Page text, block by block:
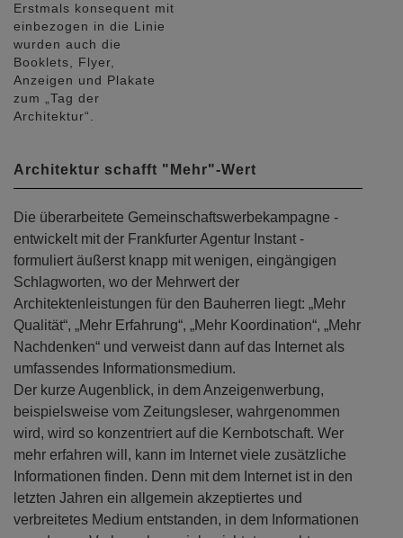
Erstmals konsequent mit
einbezogen in die Linie
wurden auch die
Booklets, Flyer,
Anzeigen und Plakate
zum „Tag der
Architektur“.
Architektur schafft "Mehr"-Wert
Die überarbeitete Gemeinschaftswerbekampagne -
entwickelt mit der Frankfurter Agentur Instant -
formuliert äußerst knapp mit wenigen, eingängigen
Schlagworten, wo der Mehrwert der
Architektenleistungen für den Bauherren liegt: „Mehr
Qualität“, „Mehr Erfahrung“, „Mehr Koordination“, „Mehr
Nachdenken“ und verweist dann auf das Internet als
umfassendes Informationsmedium.
Der kurze Augenblick, in dem Anzeigenwerbung,
beispielsweise vom Zeitungsleser, wahrgenommen
wird, wird so konzentriert auf die Kernbotschaft. Wer
mehr erfahren will, kann im Internet viele zusätzliche
Informationen finden. Denn mit dem Internet ist in den
letzten Jahren ein allgemein akzeptiertes und
verbreitetes Medium entstanden, in dem Informationen